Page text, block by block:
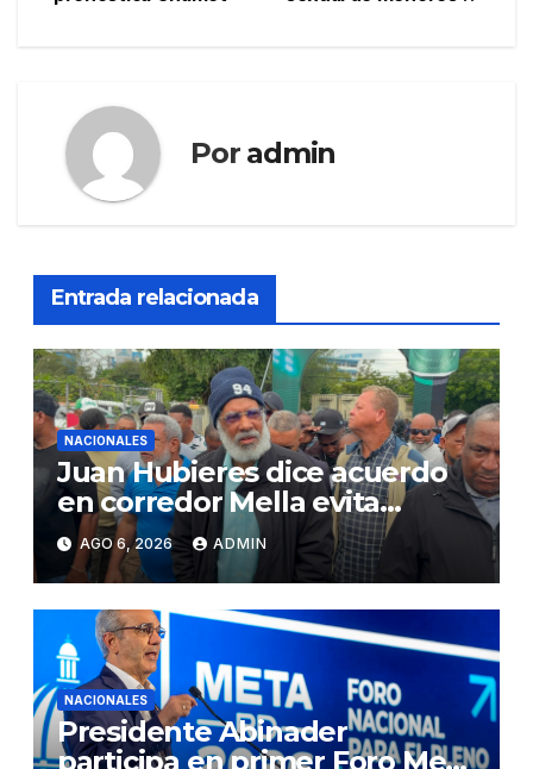
Por admin
Entrada relacionada
NACIONALES
Juan Hubieres dice acuerdo
en corredor Mella evita
conflictos innecesarios
AGO 6, 2026 ADMIN
NACIONALES
Presidente Abinader
participa en primer Foro Meta